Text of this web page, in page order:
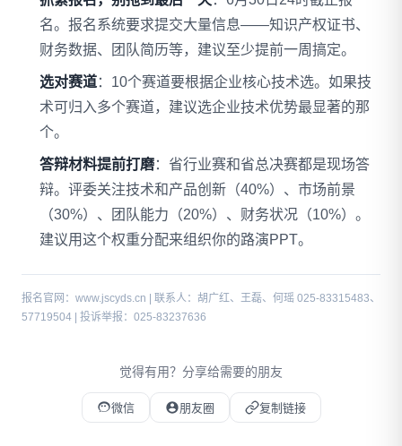
名。报名系统要求提交大量信息——知识产权证书、
财务数据、团队简历等，建议至少提前一周搞定。
选对赛道：10个赛道要根据企业核心技术选。如果技
术可归入多个赛道，建议选企业技术优势最显著的那
个。
答辩材料提前打磨：省行业赛和省总决赛都是现场答
辩。评委关注技术和产品创新（40%）、市场前景
（30%）、团队能力（20%）、财务状况（10%）。
建议用这个权重分配来组织你的路演PPT。
报名官网：www.jscyds.cn | 联系人：胡广红、王磊、何瑶 025-83315483、
57719504 | 投诉举报：025-83237636
觉得有用？分享给需要的朋友
微信 朋友圈 复制链接